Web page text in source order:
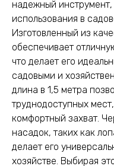
надежный
использования в
Изготовленный из
обеспечивает
что делает его
садовыми и
длина в 1,5 метра
труднодоступных
комфортный захват.
насадок, таких как
делает его
хозяйстве. Выбирая